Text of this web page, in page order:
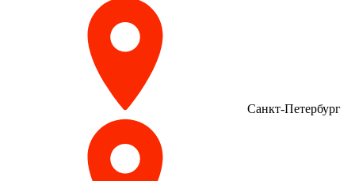
Санкт-Петербург